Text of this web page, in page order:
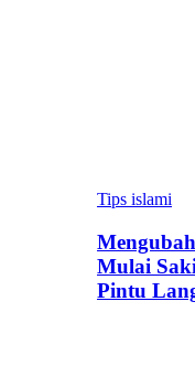
Tips islami
Mulai
Pintu